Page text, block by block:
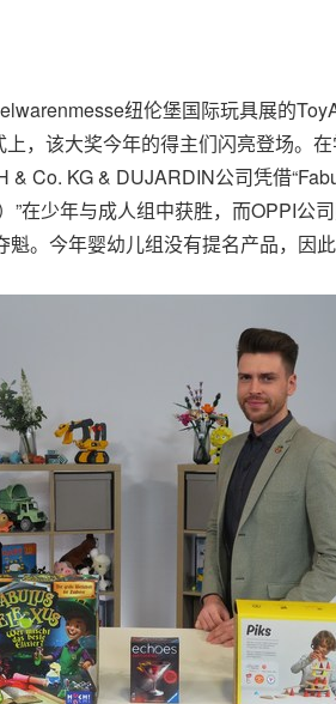
纽伦堡国际玩具展的
，该大奖今年的得主们闪亮登场。
& Co. KG & DUJARDIN公司凭借
少年与成人组中获胜，而OPPI公
。今年婴幼儿组没有提名产品，因此